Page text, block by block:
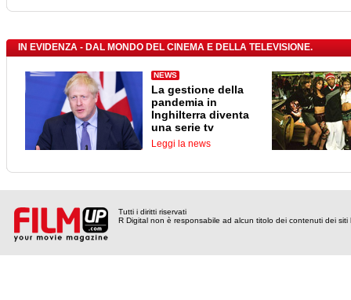
IN EVIDENZA - DAL MONDO DEL CINEMA E DELLA TELEVISIONE.
NEWS
La gestione della
pandemia in
Inghilterra diventa
una serie tv
Leggi la news
Tutti i diritti riservati
R Digital non è responsabile ad alcun titolo dei contenuti dei siti